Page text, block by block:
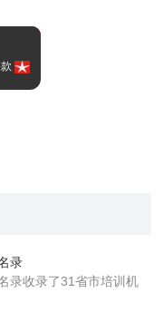
录
录收录了31省市培训机